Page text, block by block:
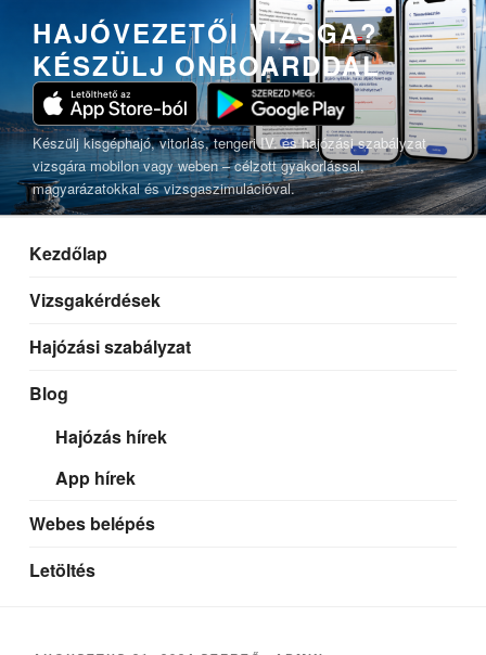
HAJÓVEZETŐI VIZSGA?
KÉSZÜLJ ONBOARDDAL
Készülj kisgéphajó, vitorlás, tengeri IV. és hajózási szabályzat
vizsgára mobilon vagy weben – célzott gyakorlással,
magyarázatokkal és vizsgaszimulációval.
Kezdőlap
Vizsgakérdések
Hajózási szabályzat
Blog
Hajózás hírek
App hírek
Webes belépés
Letöltés